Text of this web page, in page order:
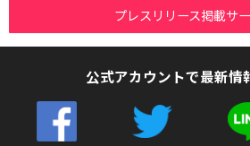
プレスリリース掲載サ
公式アカウントで最新情